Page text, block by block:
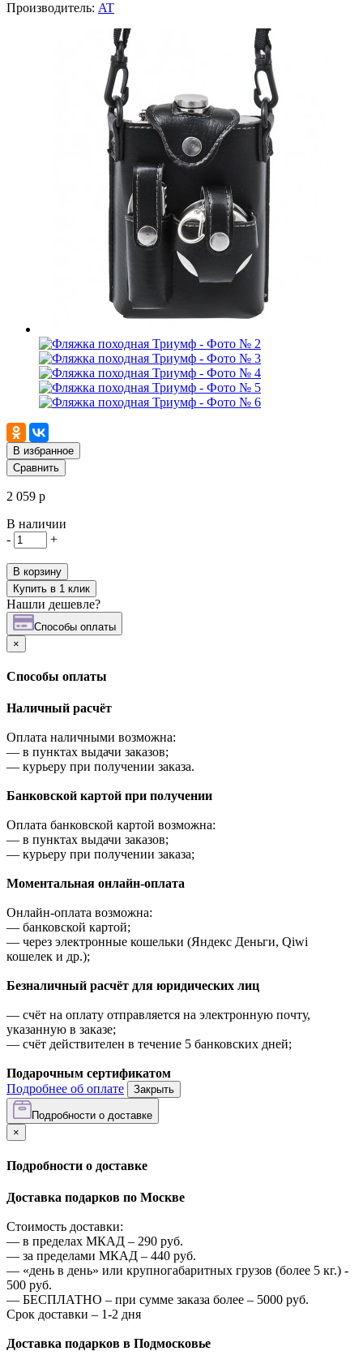
Производитель: AT
В избранное
Сравнить
2 059 р
В наличии
-
+
В корзину
Купить в 1 клик
Нашли дешевле?
Cпособы оплаты
×
Cпособы оплаты
Наличный расчёт
Оплата наличными возможна:
— в пунктах выдачи заказов;
— курьеру при получении заказа.
Банковской картой при получении
Оплата банковской картой возможна:
— в пунктах выдачи заказов;
— курьеру при получении заказа;
Моментальная онлайн-оплата
Онлайн-оплата возможна:
— банковской картой;
— через электронные кошельки (Яндекс Деньги, Qiwi
кошелек и др.);
Безналичный расчёт для юридических лиц
— счёт на оплату отправляется на электронную почту,
указанную в заказе;
— счёт действителен в течение 5 банковских дней;
Подарочным сертификатом
Подробнее об оплате
Закрыть
Подробности о доставке
×
Подробности о доставке
Доставка подарков по Москве
Стоимость доставки:
— в пределах МКАД – 290 руб.
— за пределами МКАД – 440 руб.
— «день в день» или крупногабаритных грузов (более 5 кг.) -
500 руб.
— БЕСПЛАТНО – при сумме заказа более – 5000 руб.
Срок доставки – 1-2 дня
Доставка подарков в Подмосковье